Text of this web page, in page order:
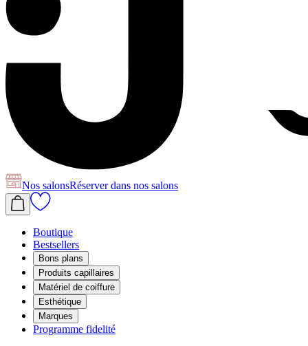
Nos salonsRéserverdans nos salons
Boutique
Bestsellers
Bons plans
Produits capillaires
Matériel de coiffure
Esthétique
Marques
Programme fidelité